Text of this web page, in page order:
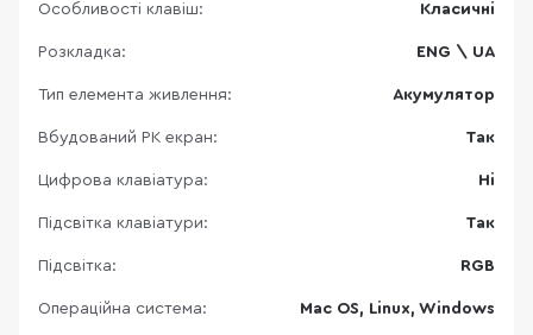
Особливості клавіш: Класичні
Розкладка: ENG \ UA
Тип елемента живлення: Акумулятор
Вбудований РК екран: Так
Цифрова клавіатура: Ні
Підсвітка клавіатури: Так
Підсвітка: RGB
Операційна система: Mac OS, Linux, Windows